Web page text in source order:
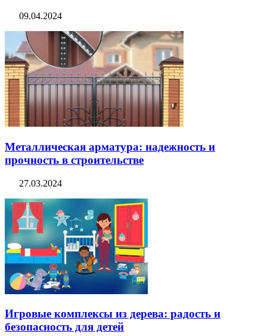
09.04.2024
Металлическая арматура: надежность и
прочность в строительстве
27.03.2024
Игровые комплексы из дерева: радость и
безопасность для детей